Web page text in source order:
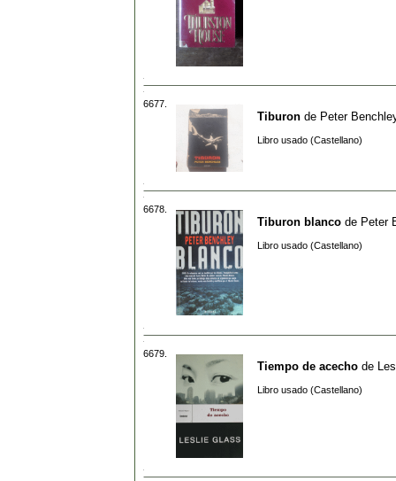
6677.
Tiburon de Peter
Libro usado (Castellano)
6678.
Tiburon blanco de Peter
Libro usado (Castellano)
6679.
Tiempo de acecho de
Libro usado (Castellano)